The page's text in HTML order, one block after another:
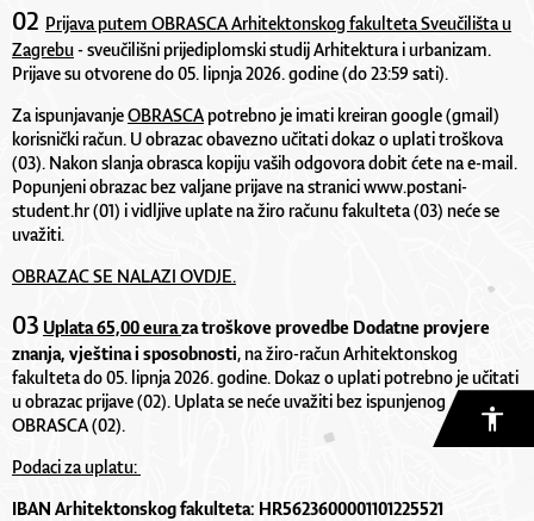
02 Prijava putem OBRASCAArhitektonskog fakulteta Sveučilišta u
Zagrebu- sveučilišni prijediplomski studij Arhitektura i urbanizam.
Prijave su otvorene do 05. lipnja 2026. godine (do 23:59 sati).
Za ispunjavanjeOBRASCA potrebno je imati kreiran google (gmail)
korisnički račun. U obrazac obavezno učitati dokaz o uplati troškova
(03). Nakon slanja obrasca kopiju vaših odgovora dobit ćete na e-mail.
Popunjeni obrazac bez valjane prijave na straniciwww.postani-
student.hr(01) i vidljive uplate na žiro računu fakulteta (03) neće se
uvažiti.
OBRAZAC SE NALAZI OVDJE.
03 Uplata 65,00 euraza troškoveprovedbe Dodatne provjere
znanja, vještina i sposobnosti, na žiro-račun Arhitektonskog
fakulteta do 05. lipnja 2026. godine. Dokaz o uplati potrebno je učitati
u obrazac prijave (02). Uplata se neće uvažiti bez ispunjenog
OBRASCA (02).
Podaci za uplatu:
IBAN Arhitektonskog fakulteta: HR5623600001101225521